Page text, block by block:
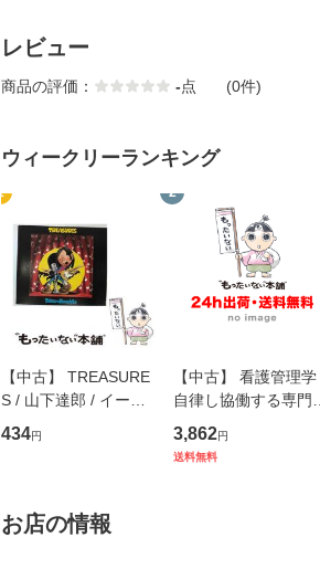
レビュー
商品の評価： -点 (0件)
ウィークリーランキング
1
【中古】 TREASURE
S / 山下達郎 / イース
トウエスト・ジャパン
[CD]【メール便送料無
434円
2
【中古】 看護管理学
自律し協働する専門職
の看護マネジメントス
キル 改訂第3版 (看護
3,862円
送料無料
お店の情報